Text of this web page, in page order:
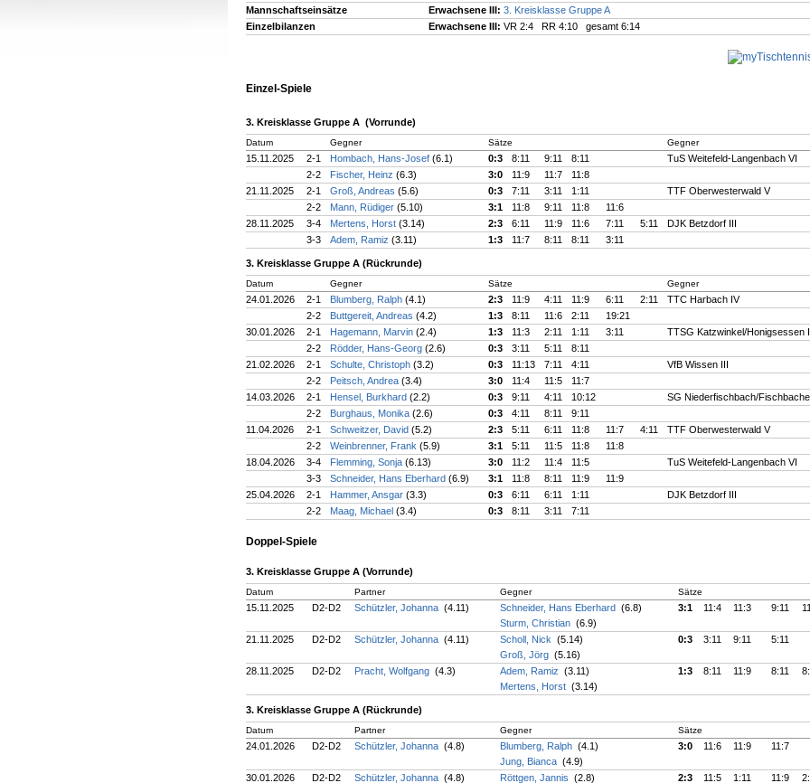
Mannschaftseinsätze
Erwachsene III: 3. Kreisklasse Gruppe A
Einzelbilanzen
Erwachsene III: VR 2:4 RR 4:10 gesamt 6:14
Einzel-Spiele
3. Kreisklasse Gruppe A (Vorrunde)
Datum Gegner Sätze Gegner
15.11.2025 2-1 Hombach, Hans-Josef (6.1) 0:3 8:11 9:11 8:11 TuS Weitefeld-Langenbach VI
2-2
Fischer, Heinz (6.3) 3:0 11:9 11:7
11:8
21.11.2025
2-1 Groß, Andreas (5.6) 0:3 7:11 3:11 1:11 TTF Oberwesterwald V
2-2
Mann, Rüdiger (5.10) 3:1 11:8 9:11 11:8
11:6
28.11.2025
3-4 Mertens, Horst (3.14) 2:3 6:11 11:9 11:6 7:11 5:11 DJK Betzdorf III
3-3
Adem, Ramiz (3.11) 1:3 11:7 8:11 8:11 3:11
3. Kreisklasse Gruppe A (Rückrunde)
Datum Gegner Sätze Gegner
24.01.2026 2-1 Blumberg, Ralph (4.1) 2:3 11:9 4:11 11:9 6:11 2:11 TTC Harbach IV
2-2
Buttgereit, Andreas (4.2) 1:3 8:11 11:6 2:11
19:21
30.01.2026
2-1 Hagemann, Marvin (2.4) 1:3 11:3 2:11 1:11 3:11 TTSG Katzwinkel/Honigsessen
2-2
Rödder, Hans-Georg (2.6) 0:3 3:11 5:11
8:11
21.02.2026
2-1 Schulte, Christoph (3.2) 0:3 11:13 7:11 4:11 VfB Wissen III
2-2
Peitsch, Andrea (3.4) 3:0 11:4 11:5
11:7
14.03.2026
2-1 Hensel, Burkhard (2.2) 0:3 9:11 4:11 10:12 SG Niederfischbach/
2-2
Burghaus, Monika (2.6) 0:3 4:11 8:11
9:11
11.04.2026
2-1 Schweitzer, David (5.2) 2:3 5:11 6:11 11:8 11:7 4:11 TTF Oberwesterwald V
2-2
Weinbrenner, Frank (5.9) 3:1 5:11 11:5 11:8
11:8
18.04.2026
3-4 Flemming, Sonja (6.13) 3:0 11:2 11:4 11:5 TuS Weitefeld-Langenbach VI
3-3
Schneider, Hans Eberhard (6.9) 3:1 11:8 8:11 11:9
11:9
25.04.2026
2-1 Hammer, Ansgar (3.3) 0:3 6:11 6:11 1:11 DJK Betzdorf III
2-2
Maag, Michael (3.4) 0:3 8:11 3:11 7:11
Doppel-Spiele
3. Kreisklasse Gruppe A (Vorrunde)
Datum Partner Gegner Sätze
15.11.2025 D2-D2 Schützler, Johanna (4.11) Schneider, Hans Eberhard (6.8)
Sturm, Christian (6.9)
3:1 11:4 11:3 9:11
21.11.2025 D2-D2 Schützler, Johanna (4.11) Scholl, Nick (5.14)
Groß, Jörg (5.16)
0:3 3:11 9:11 5:11
28.11.2025 D2-D2 Pracht, Wolfgang (4.3) Adem, Ramiz (3.11)
Mertens, Horst (3.14)
1:3 8:11 11:9 8:11
3. Kreisklasse Gruppe A (Rückrunde)
Datum Partner Gegner Sätze
24.01.2026 D2-D2 Schützler, Johanna (4.8) Blumberg, Ralph (4.1)
Jung, Bianca (4.9)
3:0 11:6 11:9 11:7
30.01.2026 D2-D2 Schützler, Johanna (4.8) Röttgen, Jannis (2.8) 2:3 11:5 1:11 11:9